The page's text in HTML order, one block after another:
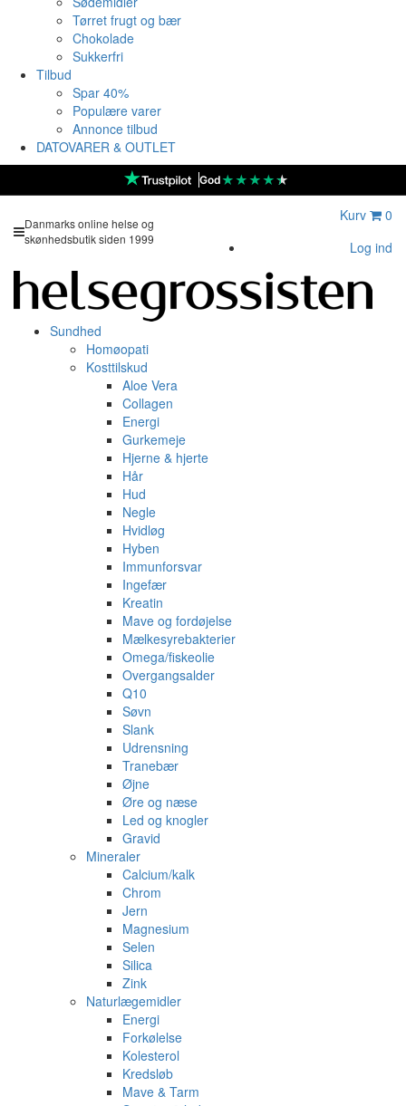
Tørret frugt og bær
Chokolade
Sukkerfri
Tilbud
Spar 40%
Populære varer
Annonce tilbud
DATOVARER & OUTLET
God★★★★★
Danmarks online helse og
skønhedsbutik siden 1999
Kurv
0
Log ind
Sundhed
Homøopati
Kosttilskud
Aloe Vera
Collagen
Energi
Gurkemeje
Hjerne & hjerte
Hår
Hud
Negle
Hvidløg
Hyben
Immunforsvar
Ingefær
Kreatin
Mave og fordøjelse
Mælkesyrebakterier
Omega/fiskeolie
Overgangsalder
Q10
Søvn
Slank
Udrensning
Tranebær
Øjne
Øre og næse
Led og knogler
Gravid
Mineraler
Calcium/kalk
Chrom
Jern
Magnesium
Selen
Silica
Zink
Naturlægemidler
Energi
Forkølelse
Kolesterol
Kredsløb
Mave & Tarm